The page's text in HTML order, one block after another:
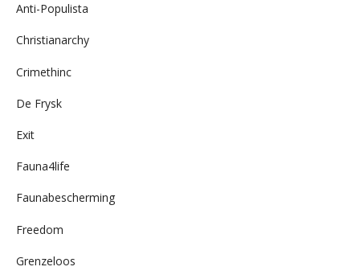
Anti-Populista
Christianarchy
Crimethinc
De Frysk
Exit
Fauna4life
Faunabescherming
Freedom
Grenzeloos